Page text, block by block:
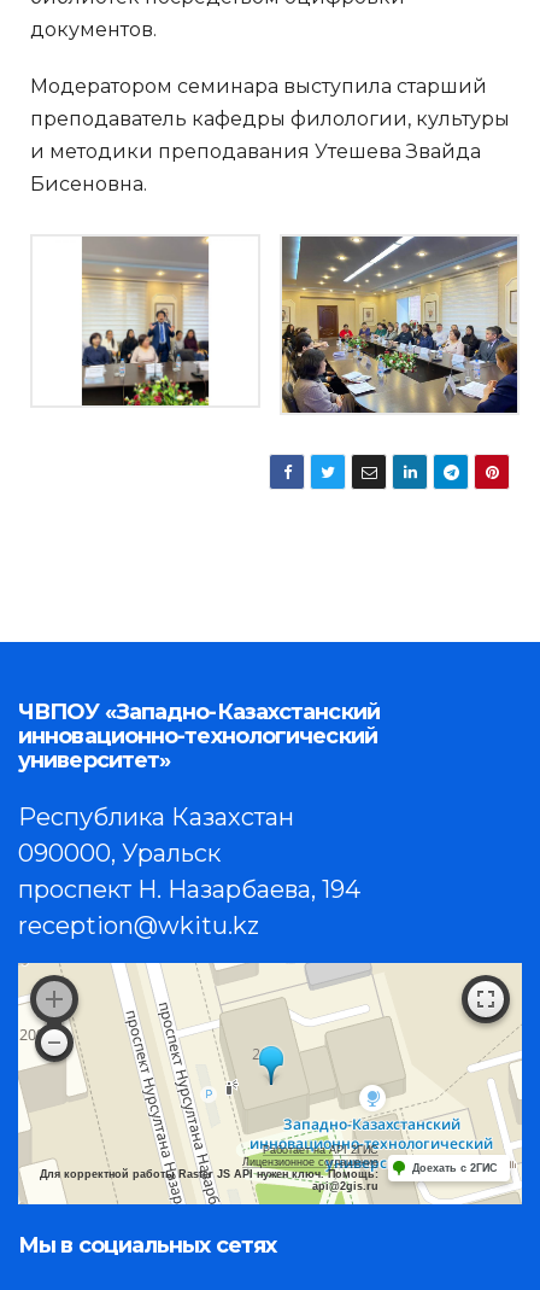
документов.
Модератором семинара выступила старший
преподаватель кафедры филологии, культуры
и методики преподавания Утешева Звайда
Бисеновна.
ЧВПОУ «Западно-Казахстанский
инновационно-технологический
университет»
Республика Казахстан
090000, Уральск
проспект Н. Назарбаева, 194
reception@wkitu.kz
Работает на API 2ГИС
Лицензионное соглашение
Для корректной работы Raster JS API нужен ключ. Помощь:
api@2gis.ru
Доехать с 2ГИС
Мы в социальных сетях